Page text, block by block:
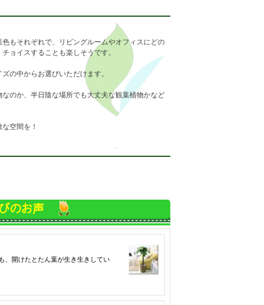
もそれぞれで、リビングルームやオフィスにどの
ョイスすることも楽しそうです。
の中からお選びいただけます。
のか、半日陰な場所でも大丈夫な観葉植物かなど
空間を！